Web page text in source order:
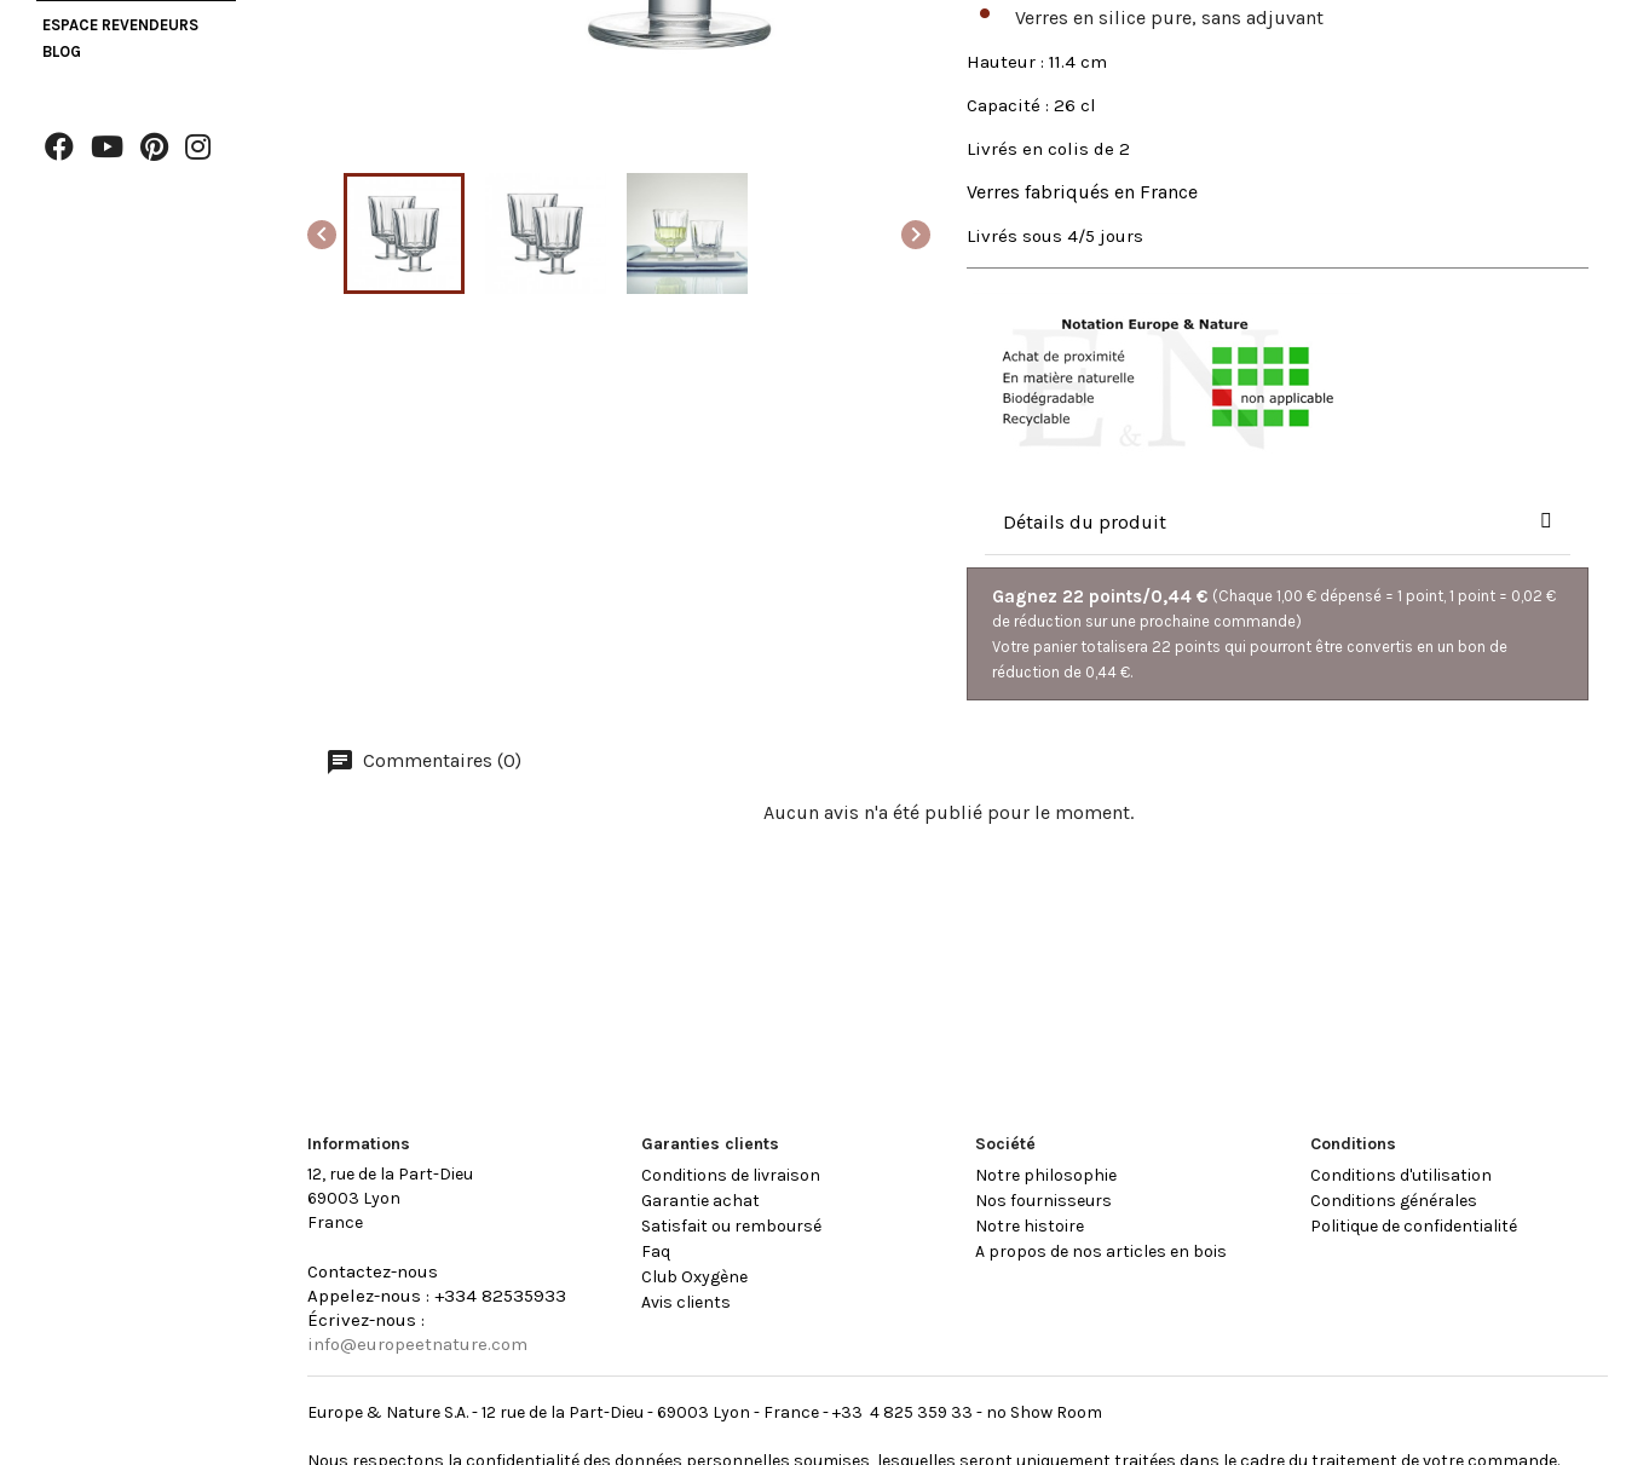
ESPACE REVENDEURS
BLOG
 
Verres en silice pure, sans adjuvant
Hauteur : 11.4 cm
Capacité : 26 cl
Livrés en colis de 2
Verres fabriqués en France
Livrés sous 4/5 jours
Détails du produit
Gagnez 22 points/0,44 € (Chaque 1,00 € dépensé = 1 point, 1 point = 0,02 €
de réduction sur une prochaine commande)
Votre panier totalisera 22 points qui pourront être convertis en un bon de
réduction de 0,44 €.
Commentaires (0)
Aucun avis n'a été publié pour le moment.
Informations
12, rue de la Part-Dieu
69003 Lyon
France
Contactez-nous
Appelez-nous : +334 82535933
Écrivez-nous :
info@europeetnature.com
Garanties clients
Conditions de livraison
Garantie achat
Satisfait ou remboursé
Faq
Club Oxygène
Avis clients
Société
Notre philosophie
Nos fournisseurs
Notre histoire
A propos de nos articles en bois
Conditions
Conditions d'utilisation
Conditions générales
Politique de confidentialité
Europe & Nature S.A. - 12 rue de la Part-Dieu - 69003 Lyon - France - +33 4 825 359 33 - no Show Room
Nous respectons la confidentialité des données personnelles soumises, lesquelles seront uniquement traitées dans le cadre du traitement de votre commande.